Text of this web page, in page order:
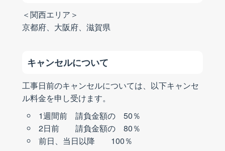
＜関西エリア＞
京都府、大阪府、滋賀県
キャンセルについて
工事日前のキャンセルについては、以下キャンセ
ル料金を申し受けます。
1週間前 請負金額の 50％
2日前 請負金額の 80％
前日、当日以降 100％